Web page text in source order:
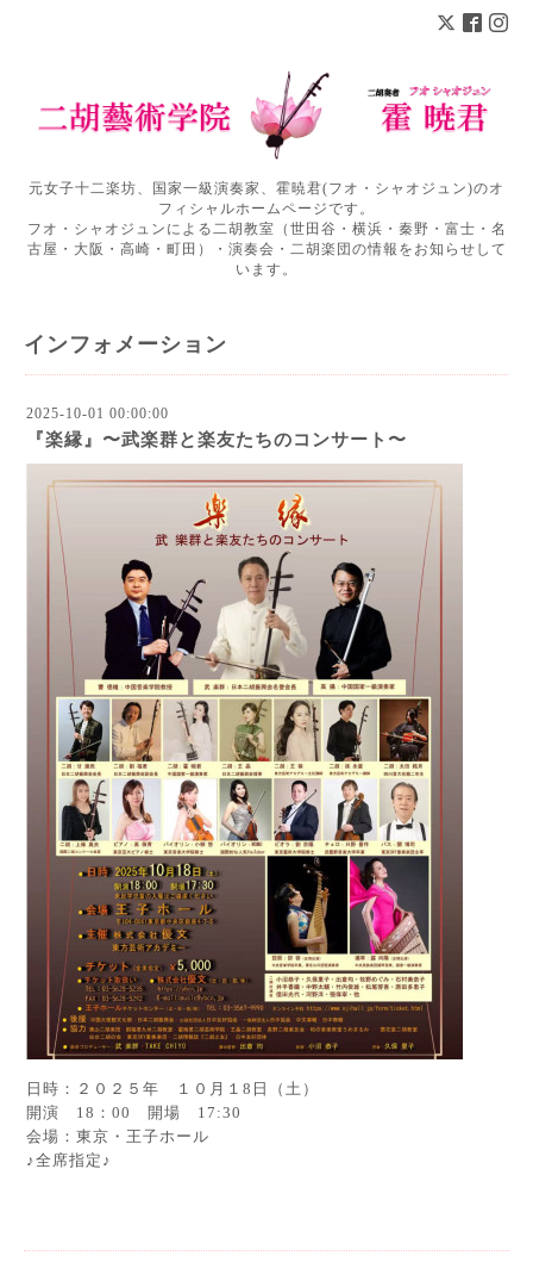
元女子十二楽坊、国家一級演奏家、霍暁君(フオ・シャオジュン)のオ
フィシャルホームページです。
フオ・シャオジュンによる二胡教室（世田谷・横浜・秦野・富士・名
古屋・大阪・高崎・町田）・演奏会・二胡楽団の情報をお知らせして
います。
インフォメーション
2025-10-01 00:00:00
『楽縁』〜武楽群と楽友たちのコンサート〜
日時：２０２５年 １０月１8日（土）
開演 18：00 開場 17:30
会場：東京・王子ホール
♪全席指定♪